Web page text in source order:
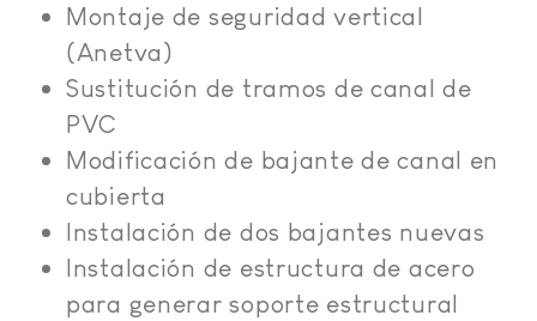
Montaje de seguridad vertical
(Anetva)
Sustitución de tramos de canal de
PVC
Modificación de bajante de canal en
cubierta
Instalación de dos bajantes nuevas
Instalación de estructura de acero
para generar soporte estructural